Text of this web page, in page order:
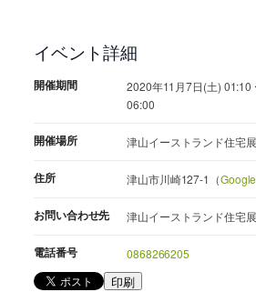
イベント詳細
開催期間
2020年11月7日(土) 01:10
06:00
開催場所 津山イーストランド住宅
住所 津山市川崎127-1（
お問い合わせ先 津山イーストランド住宅
電話番号 0868266205
印刷